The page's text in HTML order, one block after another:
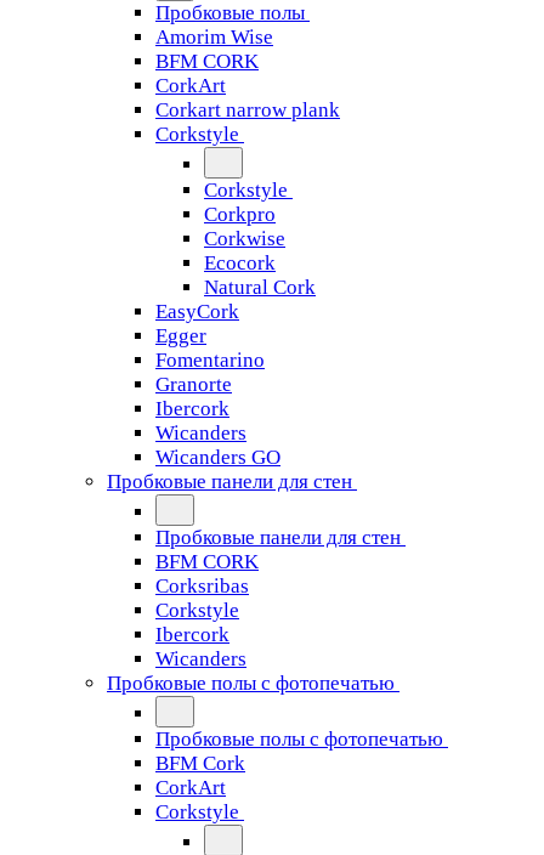
Пробковые полы
Amorim Wise
BFM CORK
CorkArt
Corkart narrow plank
Corkstyle
Corkstyle
Corkpro
Corkwise
Ecocork
Natural Cork
EasyCork
Egger
Fomentarino
Granorte
Ibercork
Wicanders
Wicanders GO
Пробковые панели для стен
Пробковые панели для стен
BFM CORK
Corksribas
Corkstyle
Ibercork
Wicanders
Пробковые полы с фотопечатью
Пробковые полы с фотопечатью
BFM Cork
CorkArt
Corkstyle